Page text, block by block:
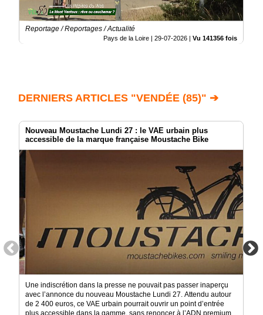
Reportage / Reportages / Actualité
Pays de la Loire | 29-07-2026 | Vu 141356 fois
DERNIERS ARTICLES "VENDÉE (85)" ➔
Nouveau Moustache Lundi 27 : le VAE urbain plus
accessible de la marque française Moustache Bike
Une indiscrétion dans la presse ne pouvait pas passer inaperçu
avec l’annonce du nouveau Moustache Lundi 27. Attendu autour
de 2 400 euros, ce VAE urbain pourrait ouvrir un point d’entrée
plus accessible dans la gamme, sans renoncer à l’ADN premium